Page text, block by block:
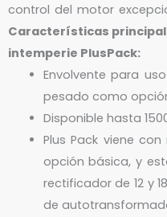
control del motor
Características
intemperie PlusPack:
Envolvente para
pesado como
Disponible hasta
Plus Pack viene
opción básica, y
rectificador de 12 y
de